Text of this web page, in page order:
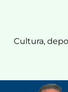
Cultura,